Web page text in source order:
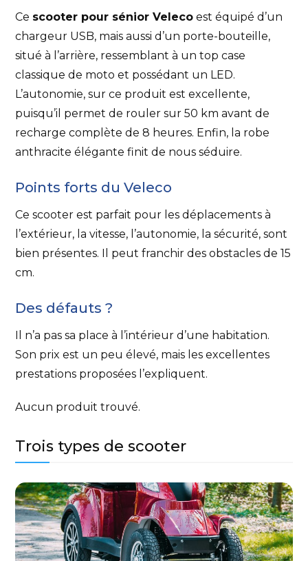
Ce scooter pour sénior Veleco est équipé d’un
chargeur USB, mais aussi d’un porte-bouteille,
situé à l’arrière, ressemblant à un top case
classique de moto et possédant un LED.
L’autonomie, sur ce produit est excellente,
puisqu’il permet de rouler sur 50 km avant de
recharge complète de 8 heures. Enfin, la robe
anthracite élégante finit de nous séduire.
Points forts du Veleco
Ce scooter est parfait pour les déplacements à
l’extérieur, la vitesse, l’autonomie, la sécurité, sont
bien présentes. Il peut franchir des obstacles de 15
cm.
Des défauts ?
Il n’a pas sa place à l’intérieur d’une habitation.
Son prix est un peu élevé, mais les excellentes
prestations proposées l’expliquent.
Aucun produit trouvé.
Trois types de scooter